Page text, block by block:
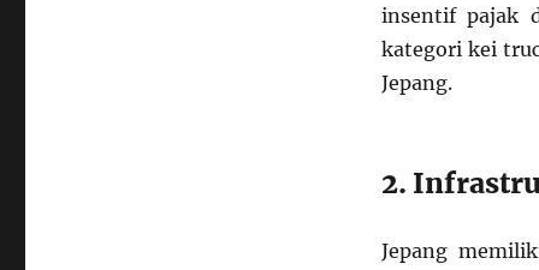
insentif pajak
kategori kei
Jepang.
2.
Jepang